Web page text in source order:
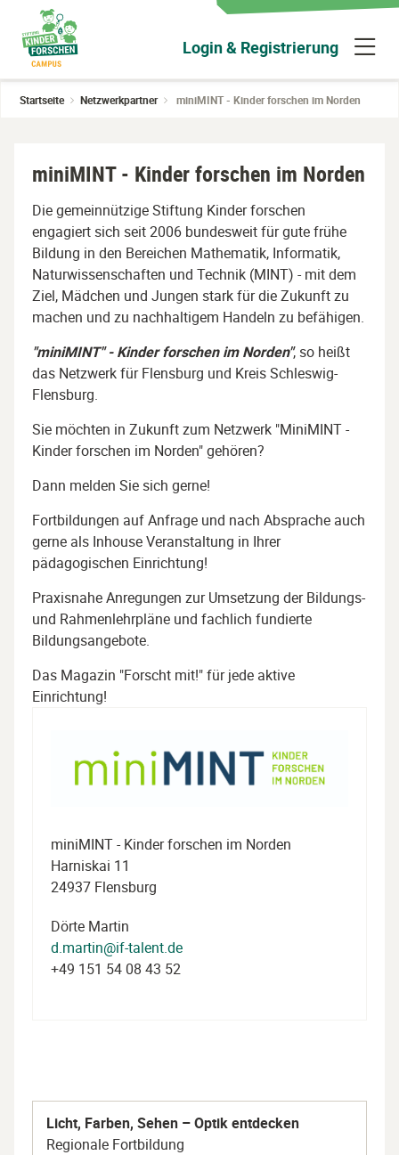
Hauptinhalt
wechseln
Login & Registrierung
Startseite Netzwerkpartner miniMINT - Kinder forschen im Norden
miniMINT - Kinder forschen im Norden
Die gemeinnützige Stiftung Kinder forschen
engagiert sich seit 2006 bundesweit für gute frühe
Bildung in den Bereichen Mathematik, Informatik,
Naturwissenschaften und Technik (MINT) - mit dem
Ziel, Mädchen und Jungen stark für die Zukunft zu
machen und zu nachhaltigem Handeln zu befähigen.
"miniMINT" - Kinder forschen im Norden", so heißt
das Netzwerk für Flensburg und Kreis Schleswig-
Flensburg.
Sie möchten in Zukunft zum Netzwerk "MiniMINT -
Kinder forschen im Norden" gehören?
Dann melden Sie sich gerne!
Fortbildungen auf Anfrage und nach Absprache auch
gerne als Inhouse Veranstaltung in Ihrer
pädagogischen Einrichtung!
Praxisnahe Anregungen zur Umsetzung der Bildungs-
und Rahmenlehrpläne und fachlich fundierte
Bildungsangebote.
Das Magazin "Forscht mit!" für jede aktive
Einrichtung!
miniMINT - Kinder forschen im Norden
Harniskai 11
24937 Flensburg
Dörte Martin
d.martin@if-talent.de
+49 151 54 08 43 52
Licht, Farben, Sehen – Optik entdecken
Regionale Fortbildung